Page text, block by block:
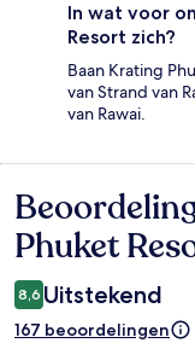
In wat voor
Resort zich?
Baan Krating
van Strand van
van Rawai.
Phuket
8,6 Uitstekend
167 beoordelingen